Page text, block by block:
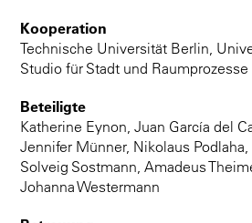
Kooperation
Technische Universität Berlin,
Studio für Stadt und Raumprozesse
Beteiligte
Katherine Eynon, Juan García del
Jennifer Münner, Nikolaus Podlaha,
Solveig Sostmann, Amadeus
Johanna Westermann